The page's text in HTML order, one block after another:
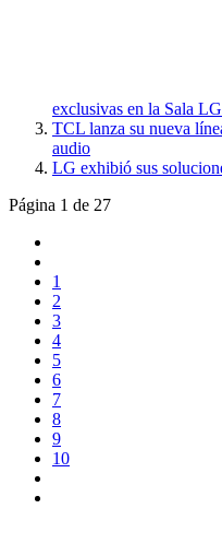
exclusivas en la Sala
TCL lanza su nueva
audio
LG exhibió sus
Página 1 de 27
1
2
3
4
5
6
7
8
9
10